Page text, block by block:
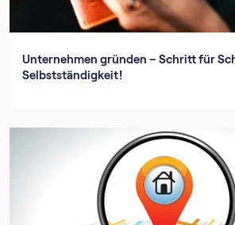
Unternehmen gründen – Schritt für
Selbstständigkeit!